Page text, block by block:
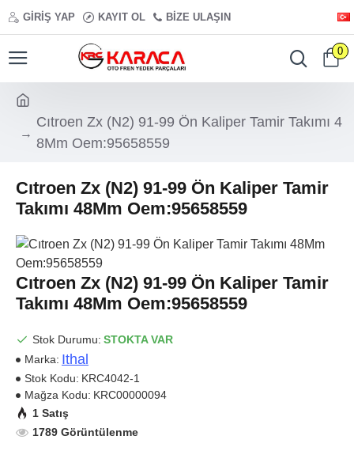
GIRIŞ YAP KAYIT OL BIZE ULAŞIN
0
Cıtroen Zx (N2) 91-99 Ön Kaliper Tamir Takımı 4
8Mm Oem:95658559
Cıtroen Zx (N2) 91-99 Ön Kaliper Tamir
Takımı 48Mm Oem:95658559
Cıtroen Zx (N2) 91-99 Ön Kaliper Tamir
Takımı 48Mm Oem:95658559
Stok Durumu: STOKTA VAR
Marka: Ithal
Stok Kodu: KRC4042-1
Mağza Kodu: KRC00000094
1 Satış
1789 Görüntülenme